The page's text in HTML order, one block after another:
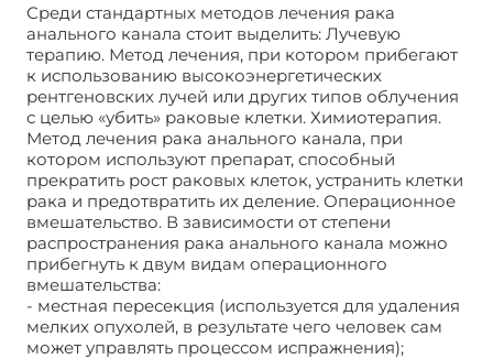
Среди стандартных методов лечения рака
анального канала стоит выделить: Лучевую
терапию. Метод лечения, при котором прибегают
к использованию высокоэнергетических
рентгеновских лучей или других типов облучения
с целью «убить» раковые клетки. Химиотерапия.
Метод лечения рака анального канала, при
котором используют препарат, способный
прекратить рост раковых клеток, устранить клетки
рака и предотвратить их деление. Операционное
вмешательство. В зависимости от степени
распространения рака анального канала можно
прибегнуть к двум видам операционного
вмешательства:
- местная пересекция (используется для удаления
мелких опухолей, в результате чего человек сам
может управлять процессом испражнения);